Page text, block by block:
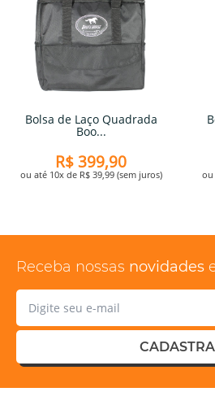
Bolsa de Laço Quadrada
Boo...
R$ 399,90
ou até 10x de R$ 39,99 (sem juros) ou
Receba nossas novidades